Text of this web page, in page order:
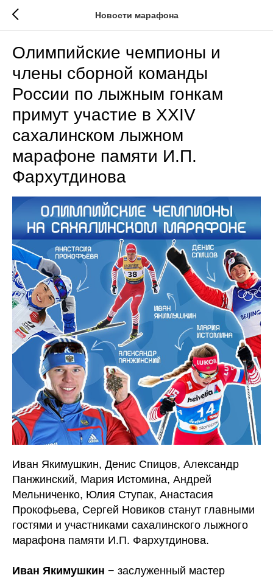
Новости марафона
Олимпийские чемпионы и
члены сборной команды
России по лыжным гонкам
примут участие в XXIV
сахалинском лыжном
марафоне памяти И.П.
Фархутдинова
Иван Якимушкин, Денис Спицов, Александр
Панжинский, Мария Истомина, Андрей
Мельниченко, Юлия Ступак, Анастасия
Прокофьева, Сергей Новиков станут главными
гостями и участниками сахалинского лыжного
марафона памяти И.П. Фархутдинова.
Иван Якимушкин − заслуженный мастер